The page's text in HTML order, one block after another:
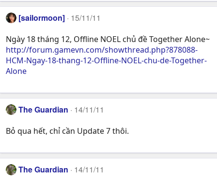
[sailormoon] 15/11/11
Ngày 18 tháng 12, Offline NOEL chủ đề Together Alone~
http://forum.gamevn.com/showthread.php?878088-
HCM-Ngay-18-thang-12-Offline-NOEL-chu-de-Together-
Alone
The Guardian 14/11/11
Bỏ qua hết, chỉ cần Update 7 thôi.
The Guardian 14/11/11